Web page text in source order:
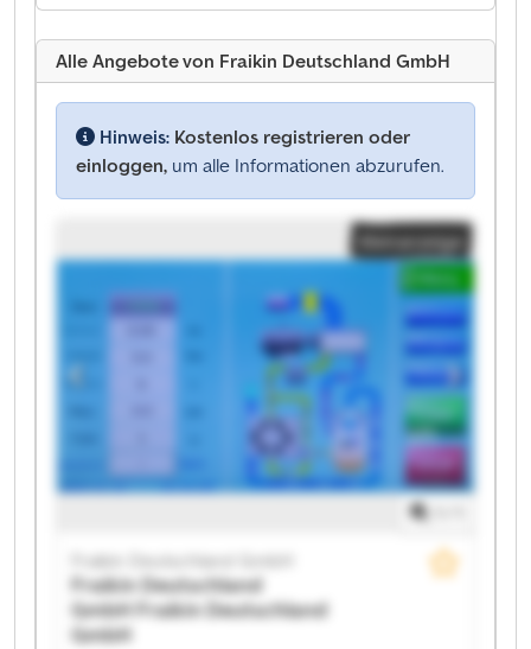
Alle Angebote von Fraikin Deutschland GmbH
Hinweis: Kostenlos registrieren oder
einloggen, um alle Informationen abzurufen.
Kleinanzeige
Fraikin Deutschland GmbH
Fraikin Deutschland
GmbHFraikin Deutschland
GmbH